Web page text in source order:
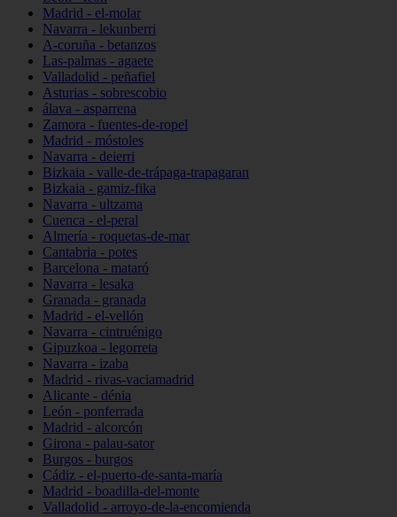
Madrid - el-molar
Navarra - lekunberri
A-coruña - betanzos
Las-palmas - agaete
Valladolid - peñafiel
Asturias - sobrescobio
álava - asparrena
Zamora - fuentes-de-ropel
Madrid - móstoles
Navarra - deierri
Bizkaia - valle-de-trápaga-trapagaran
Bizkaia - gamiz-fika
Navarra - ultzama
Cuenca - el-peral
Almería - roquetas-de-mar
Cantabria - potes
Barcelona - mataró
Navarra - lesaka
Granada - granada
Madrid - el-vellón
Navarra - cintruénigo
Gipuzkoa - legorreta
Navarra - izaba
Madrid - rivas-vaciamadrid
Alicante - dénia
León - ponferrada
Madrid - alcorcón
Girona - palau-sator
Burgos - burgos
Cádiz - el-puerto-de-santa-maría
Madrid - boadilla-del-monte
Valladolid - arroyo-de-la-encomienda